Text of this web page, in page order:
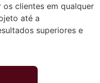
clientes em qualquer
até a
superiores e